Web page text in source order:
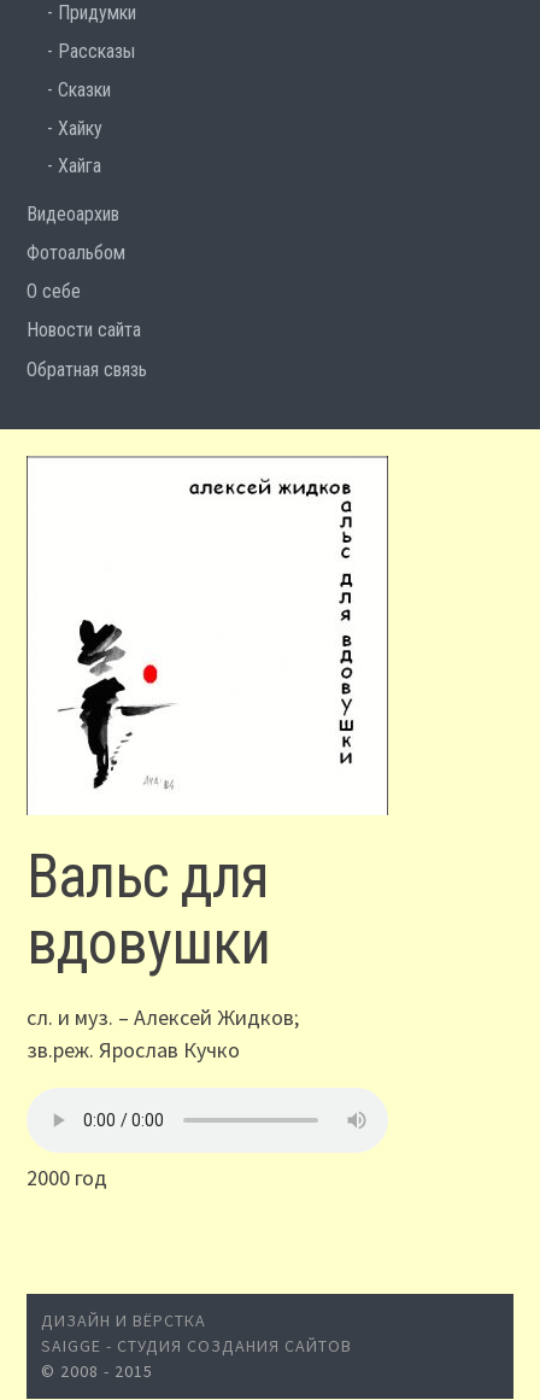
Придумки
Рассказы
Сказки
Хайку
Хайга
Видеоархив
Фотоальбом
О себе
Новости сайта
Обратная связь
Вальс для
вдовушки
сл. и муз. – Алексей Жидков;
зв.реж. Ярослав Кучко
2000 год
ДИЗАЙН И ВЁРСТКА
SAIGGE - СТУДИЯ СОЗДАНИЯ САЙТОВ
© 2008 - 2015